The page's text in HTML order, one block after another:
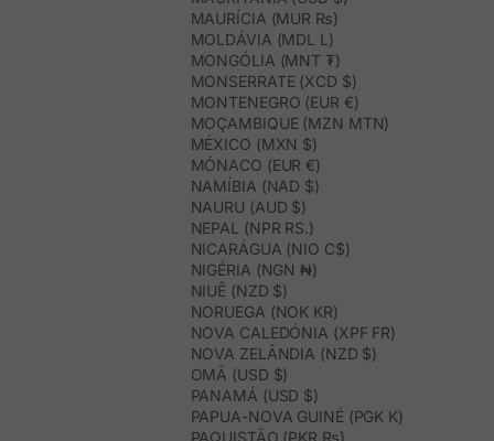
MAURÍCIA (MUR ₨)
MOLDÁVIA (MDL L)
MONGÓLIA (MNT ₮)
MONSERRATE (XCD $)
MONTENEGRO (EUR €)
MOÇAMBIQUE (MZN MTN)
MÉXICO (MXN $)
MÓNACO (EUR €)
NAMÍBIA (NAD $)
NAURU (AUD $)
NEPAL (NPR RS.)
NICARÁGUA (NIO C$)
NIGÉRIA (NGN ₦)
NIUÊ (NZD $)
NORUEGA (NOK KR)
NOVA CALEDÓNIA (XPF FR)
NOVA ZELÂNDIA (NZD $)
OMÃ (USD $)
PANAMÁ (USD $)
PAPUA-NOVA GUINÉ (PGK K)